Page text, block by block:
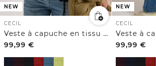
NEW
CECIL
Veste à capuche en tissu Scuba et matières mélangées
99,99 €
NEW
CECIL
99,99 €